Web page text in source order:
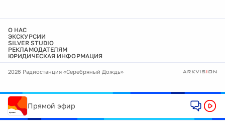
О НАС
ЭКСКУРСИИ
SILVER STUDIO
РЕКЛАМОДАТЕЛЯМ
ЮРИДИЧЕСКАЯ ИНФОРМАЦИЯ
2026 Радиостанция «Серебряный Дождь»
Прямой эфир